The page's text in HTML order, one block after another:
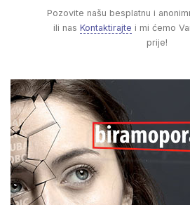
Pozovite našu besplatnu i
ili nas Kontaktirajte i mi ćemo
prije!